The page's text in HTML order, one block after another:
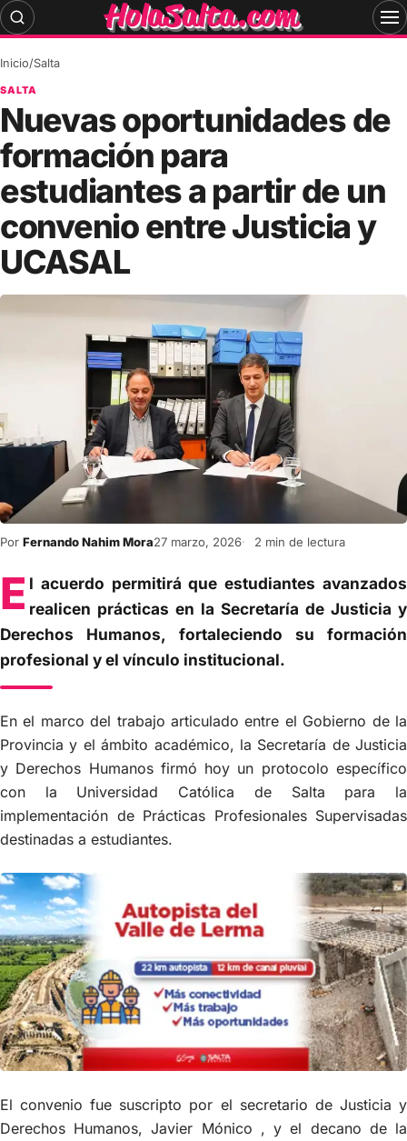
Skip
to
Inicio/Salta
SALTA
Nuevas oportunidades de
formación para
estudiantes a partir de un
convenio entre Justicia y
UCASAL
Por Fernando Nahim Mora27 marzo, 2026 2 min de lectura
E l acuerdo permitirá que estudiantes avanzados
realicen prácticas en la Secretaría de Justicia y
Derechos Humanos, fortaleciendo su formación
profesional y el vínculo institucional.
En el marco del trabajo articulado entre el Gobierno de la
Provincia y el ámbito académico, la Secretaría de Justicia
y Derechos Humanos firmó hoy un protocolo específico
con la Universidad Católica de Salta para la
implementación de Prácticas Profesionales Supervisadas
destinadas a estudiantes.
El convenio fue suscripto por el secretario de Justicia y
Derechos Humanos, Javier Mónico , y el decano de la